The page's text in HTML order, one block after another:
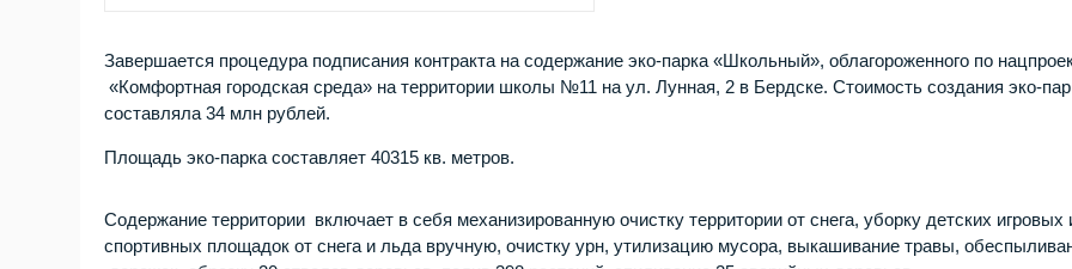
Завершается процедура подписания контракта на содержание эко-парка «Школьный», облагороженного по
«Комфортная городская среда» на территории школы №11 на ул. Лунная, 2 в Бердске. Стоимость создания эко-
составляла 34 млн рублей.
Площадь эко-парка составляет 40315 кв. метров.
Содержание территории включает в себя механизированную очистку территории от снега, уборку детских игровых
спортивных площадок от снега и льда вручную, очистку урн, утилизацию мусора, выкашивание травы,